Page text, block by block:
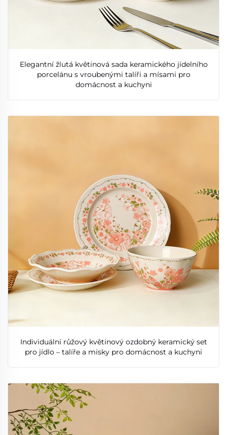
Elegantní žlutá květinová sada keramického jídelního
porcelánu s vroubenými talíři a mísami pro
domácnost a kuchyni
Individuální růžový květinový ozdobný keramický set
pro jídlo – talíře a misky pro domácnost a kuchyni